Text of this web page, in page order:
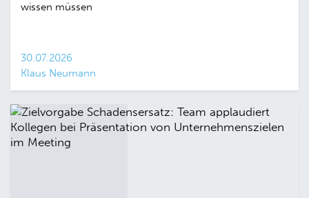
wissen müssen
30.07.2026
Klaus Neumann